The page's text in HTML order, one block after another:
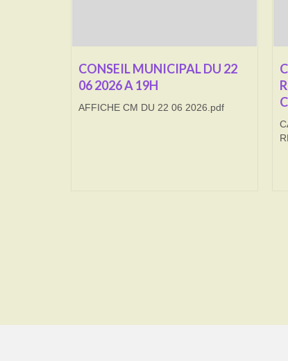
CONSEIL MUNICIPAL DU 22
06 2026 A 19H
AFFICHE CM DU 22 06 2026.pdf